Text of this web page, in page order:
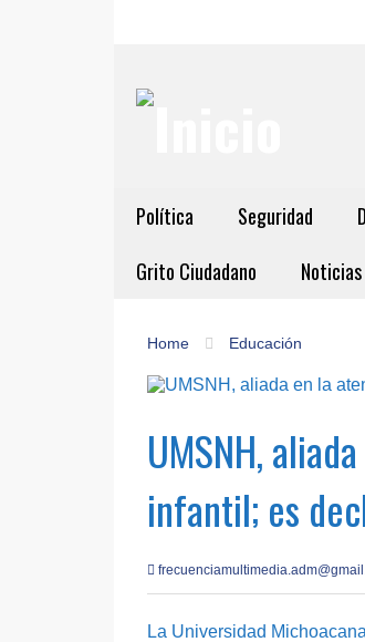
Política Seguridad
Grito Ciudadano
Home Educación
UMSNH,
infantil; es
La Universidad